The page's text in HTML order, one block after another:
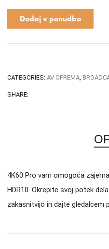
Dodaj v ponudbo
CATEGORIES: AV OPREMA
SHARE:
4K60 Pro vam omogoča
HDR10. Okrepite svoj potek
zakasnitvijo in dajte gledalcem